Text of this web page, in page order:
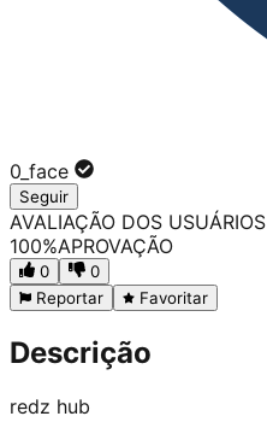
0_face
Seguir
AVALIAÇÃO DOS USUÁRIOS
100%APROVAÇÃO
0
0
Reportar
Favoritar
Descrição
redz hub